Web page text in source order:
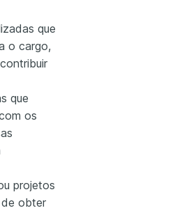
que
o cargo,
que
os
projetos
obter